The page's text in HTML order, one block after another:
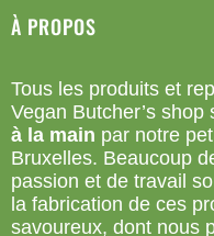
À PROPOS
Tous les produits et
Vegan Butcher’s shop
à la main par notre
Bruxelles. Beaucoup
passion et de travail
la fabrication de ces
savoureux, dont nous